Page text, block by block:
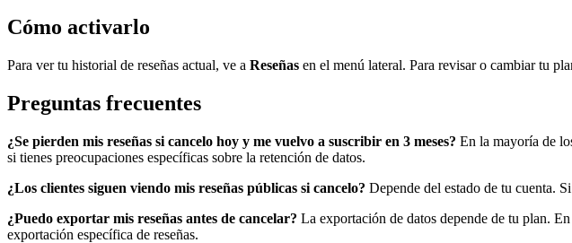
Cómo activarlo
Para ver tu historial de reseñas actual, ve a Reseñas en el menú lateral. Para revisar o cambiar tu
Preguntas frecuentes
¿Se pierden mis reseñas si cancelo hoy y me vuelvo a suscribir en 3 meses? En la mayoría de
si tienes preocupaciones específicas sobre la retención de datos.
¿Los clientes siguen viendo mis reseñas públicas si cancelo? Depende del estado de tu cuenta.
¿Puedo exportar mis reseñas antes de cancelar? La exportación de datos depende de tu plan.
exportación específica de reseñas.